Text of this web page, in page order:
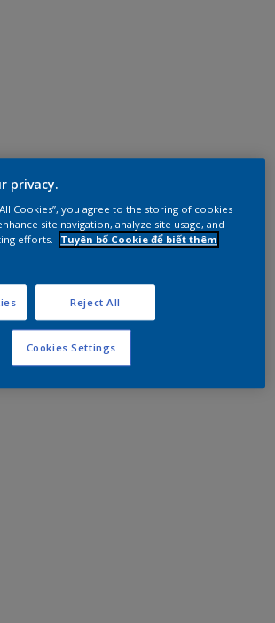
privacy.
Cookies”, you agree to the storing of cookies
site navigation, analyze site usage, and
efforts.
Tuyên bố Cookie để biết thêm
Reject All
Cookies Settings